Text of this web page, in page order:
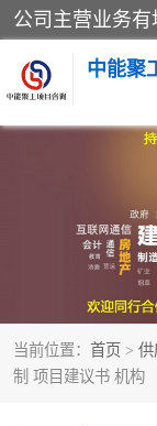
中能聚
当前位置： 首页 > 供
制 项目建议书 机构
水资源论证报
地质灾害评估
节能评估报告